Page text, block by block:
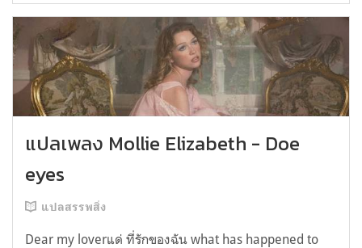
แปลเพลง Mollie Elizabeth - Doe
eyes
แปลสรรพสิ่ง
Dear my loverแด่ ที่รักของฉัน what has happened to